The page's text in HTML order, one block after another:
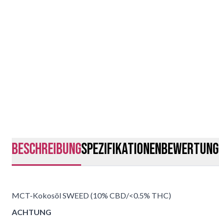
BeschreibungSpezifikationen
MCT-Kokosöl SWEED (10% CBD/<0.5% THC)
ACHTUNG